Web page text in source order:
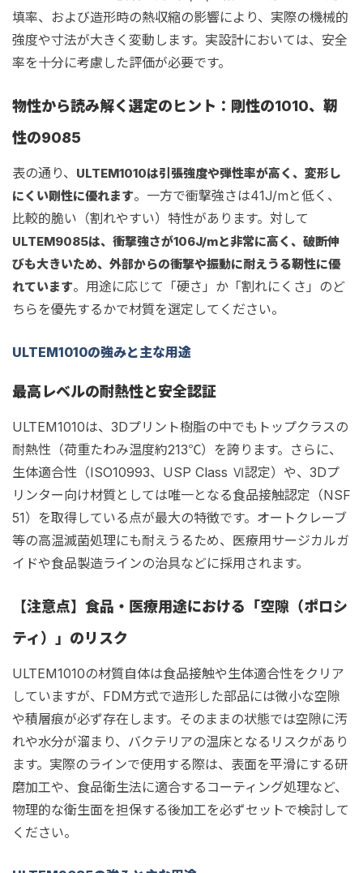
填率、および造形時の熱収縮の影響により、実際の機械的
強度や寸法が大きく変動します。実設計においては、安全
率を十分に考慮した評価が必要です。
物性から読み解く選定のヒント：剛性の1010、靭
性の9085
表の通り、 ULTEM1010は引張強度や弾性率が高く、変形し
にくい剛性に優れます。一方で衝撃強さは41J/mと低く、
比較的脆い（割れやすい）特性があります。対して
ULTEM9085は、衝撃強さが106J/mと非常に高く、破断伸
びも大きいため、外部からの衝撃や振動に耐えうる靭性に優
れています。用途に応じて「硬さ」か「割れにくさ」のど
ちらを優先するかで材質を選定してください。
ULTEM1010の強みと主な用途
最高レベルの耐熱性と安全認証
ULTEM1010は、3Dプリント樹脂の中でもトップクラスの
耐熱性（荷重たわみ温度約213℃）を誇ります。さらに、
生体適合性（ISO10993、USP Class Ⅵ認定）や、3Dプ
リンター向け材質としては唯一となる食品接触認定（NSF
51）を取得している点が最大の特徴です。オートクレーブ
等の高温滅菌処理にも耐えうるため、医療用サージカルガ
イドや食品製造ラインの治具などに採用されます。
【注意点】食品・医療用途における「空隙（ポロシ
ティ）」のリスク
ULTEM1010の材質自体は食品接触や生体適合性をクリア
していますが、FDM方式で造形した部品には微小な空隙
や積層痕が必ず存在します。そのままの状態では空隙に汚
れや水分が溜まり、バクテリアの温床となるリスクがあり
ます。実際のラインで使用する際は、表面を平滑にする研
磨加工や、食品衛生法に適合するコーティング処理など、
物理的な衛生面を担保する後加工を必ずセットで検討して
ください。